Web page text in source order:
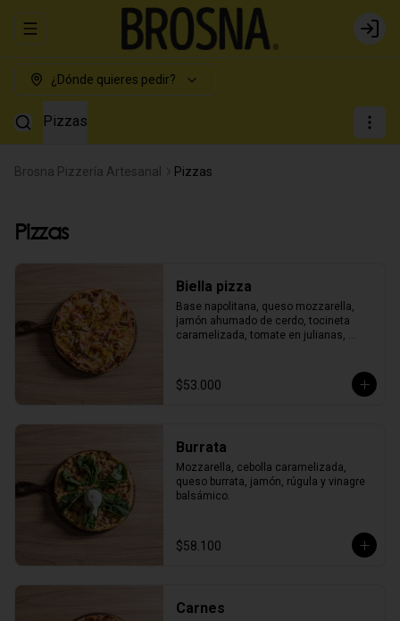
Abrir menu de navegación Login
¿Dónde quieres pedir?
Pizzas
Brosna Pizzería Artesanal Pizzas
Pizzas
Biella pizza
Base napolitana, queso mozzarella,
jamón ahumado de cerdo, tocineta
caramelizada, tomate en julianas,
$53.000
Burrata
Mozzarella, cebolla caramelizada,
queso burrata, jamón, rúgula y vinagre
balsámico.
$58.100
Carnes